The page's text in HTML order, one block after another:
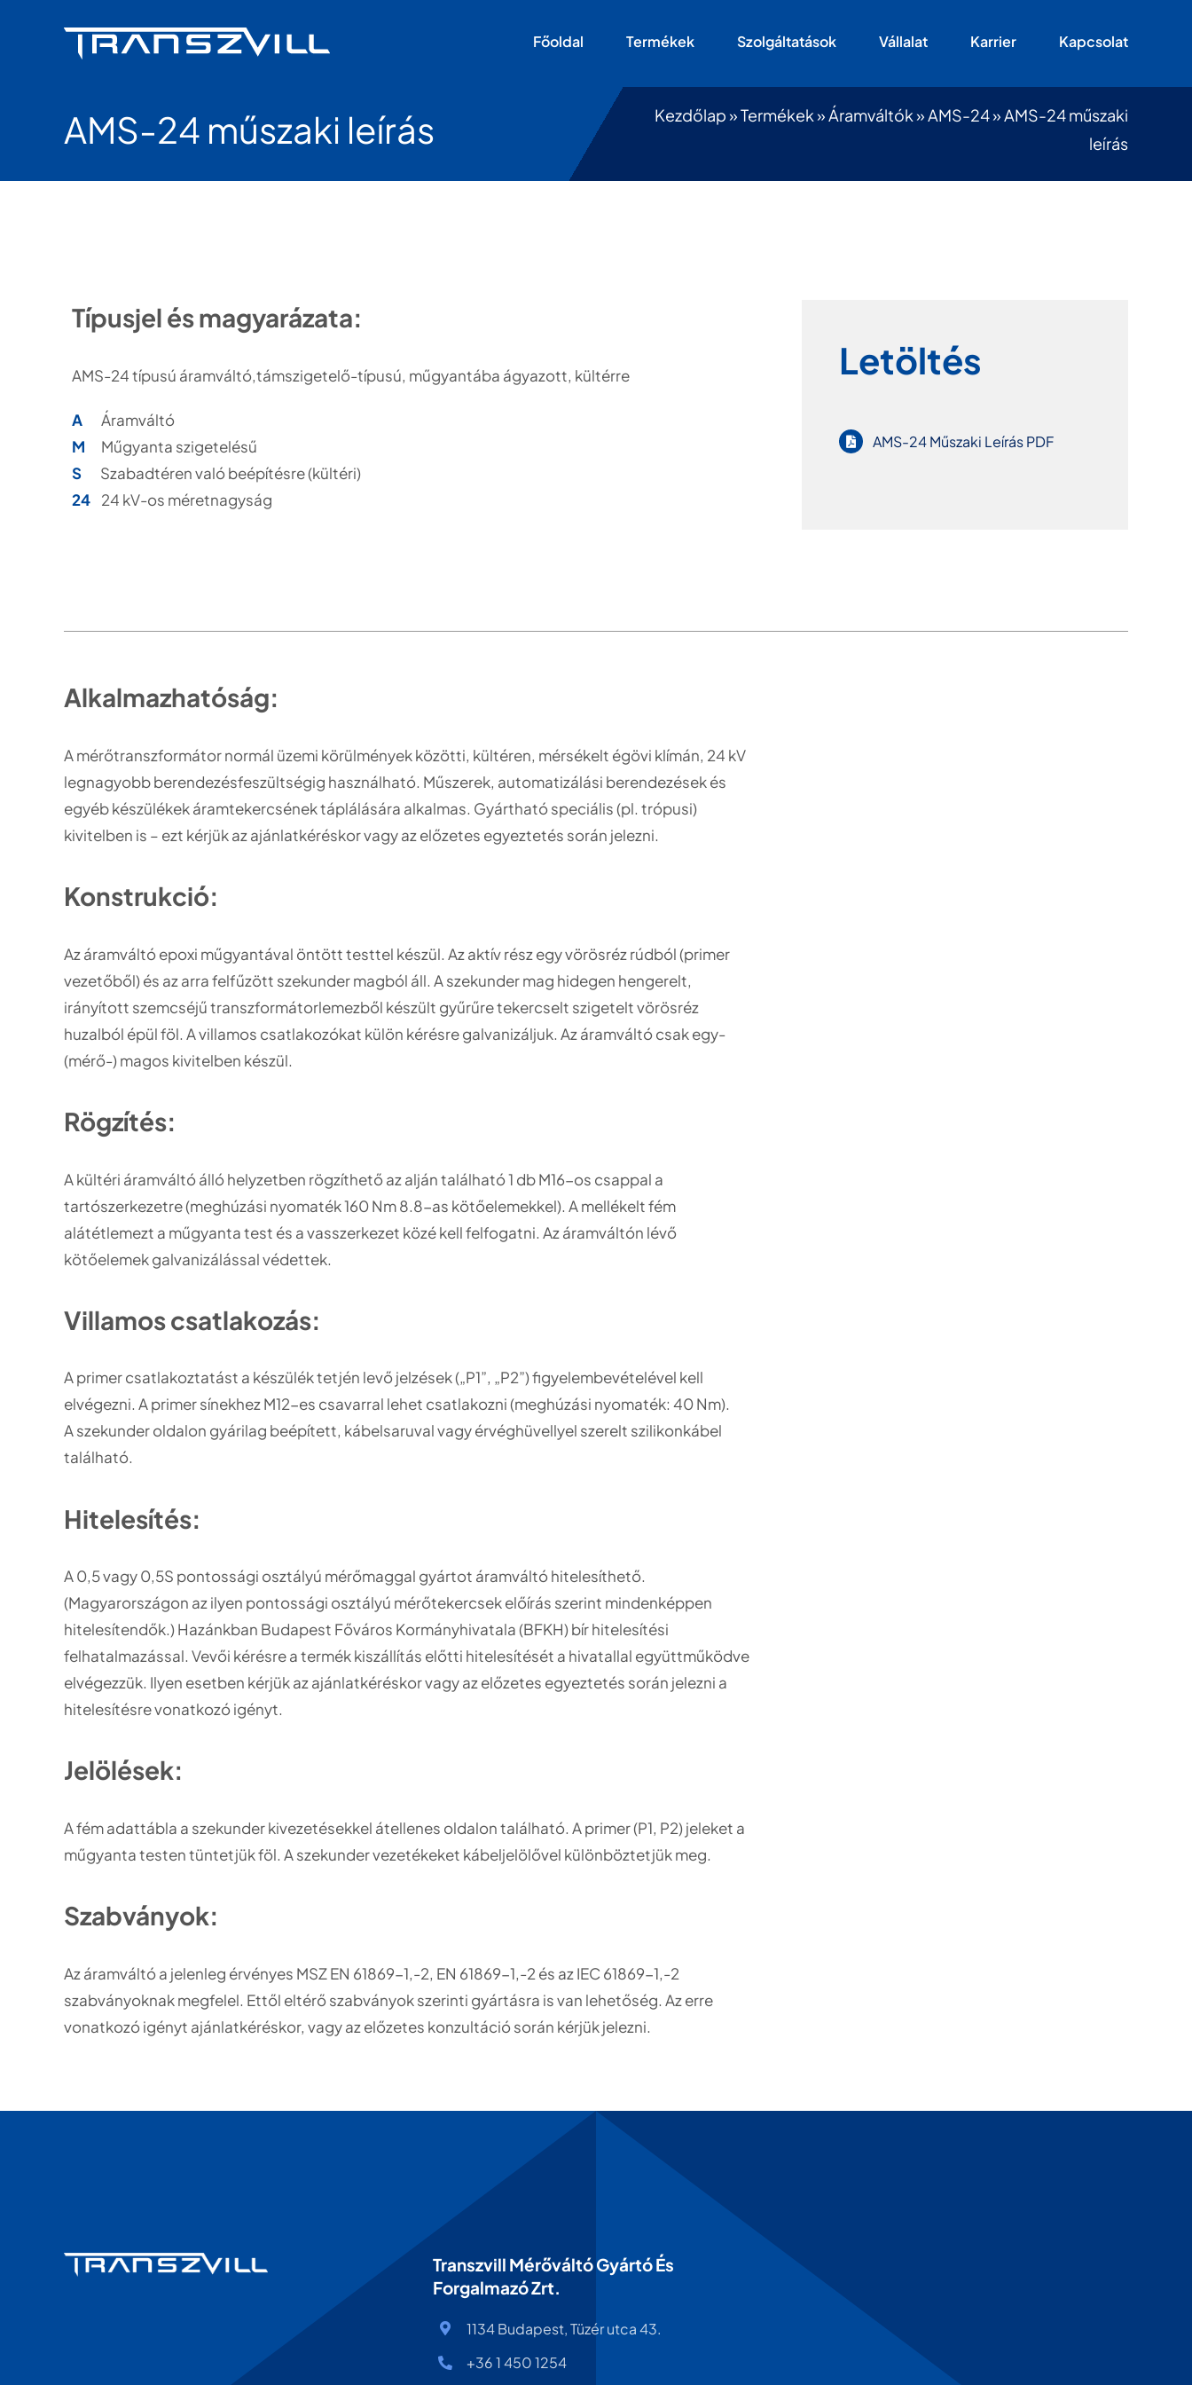
Főoldal Termékek Szolgáltatások Vállalat Karrier Kapcsolat
AMS-24 műszaki leírás Kezdőlap»Termékek»Áramváltók»AMS-24»AMS-24 műszaki
leírás
Típusjel és magyarázata:
AMS-24 típusú áramváltó,támszigetelő-típusú, műgyantába ágyazott, kültérre
AÁramváltó
M Műgyanta szigetelésű
S Szabadtéren való beépítésre (kültéri)
24 24 kV-os méretnagyság
Letöltés
AMS-24 Műszaki Leírás PDF
Alkalmazhatóság:
A mérőtranszformátor normál üzemi körülmények közötti, kültéren, mérsékelt égövi klímán, 24 kV
legnagyobb berendezésfeszültségig használható. Műszerek, automatizálási berendezések és
egyéb készülékek áramtekercsének táplálására alkalmas. Gyártható speciális (pl. trópusi)
kivitelben is – ezt kérjük az ajánlatkéréskor vagy az előzetes egyeztetés során jelezni.
Konstrukció:
Az áramváltó epoxi műgyantával öntött testtel készül. Az aktív rész egy vörösréz rúdból (primer
vezetőből) és az arra felfűzött szekunder magból áll. A szekunder mag hidegen hengerelt,
irányított szemcséjű transzformátorlemezből készült gyűrűre tekercselt szigetelt vörösréz
huzalból épül föl. A villamos csatlakozókat külön kérésre galvanizáljuk. Az áramváltó csak egy-
(mérő-) magos kivitelben készül.
Rögzítés:
A kültéri áramváltó álló helyzetben rögzíthető az alján található 1 db M16-os csappal a
tartószerkezetre (meghúzási nyomaték 160 Nm 8.8-as kötőelemekkel). A mellékelt fém
alátétlemezt a műgyanta test és a vasszerkezet közé kell felfogatni. Az áramváltón lévő
kötőelemek galvanizálással védettek.
Villamos csatlakozás:
A primer csatlakoztatást a készülék tetjén levő jelzések („P1”, „P2”) figyelembevételével kell
elvégezni. A primer sínekhez M12-es csavarral lehet csatlakozni (meghúzási nyomaték: 40 Nm).
A szekunder oldalon gyárilag beépített, kábelsaruval vagy érvéghüvellyel szerelt szilikonkábel
található.
Hitelesítés:
A 0,5 vagy 0,5S pontossági osztályú mérőmaggal gyártot áramváltó hitelesíthető.
(Magyarországon az ilyen pontossági osztályú mérőtekercsek előírás szerint mindenképpen
hitelesítendők.) Hazánkban Budapest Főváros Kormányhivatala (BFKH) bír hitelesítési
felhatalmazással. Vevői kérésre a termék kiszállítás előtti hitelesítését a hivatallal együttműködve
elvégezzük. Ilyen esetben kérjük az ajánlatkéréskor vagy az előzetes egyeztetés során jelezni a
hitelesítésre vonatkozó igényt.
Jelölések:
A fém adattábla a szekunder kivezetésekkel átellenes oldalon található. A primer (P1, P2) jeleket a
műgyanta testen tüntetjük föl. A szekunder vezetékeket kábeljelölővel különböztetjük meg.
Szabványok:
Az áramváltó a jelenleg érvényes MSZ EN 61869-1,-2, EN 61869-1,-2 és az IEC 61869-1,-2
szabványoknak megfelel. Ettől eltérő szabványok szerinti gyártásra is van lehetőség. Az erre
vonatkozó igényt ajánlatkéréskor, vagy az előzetes konzultáció során kérjük jelezni.
Transzvill Mérőváltó Gyártó És
Forgalmazó Zrt.
1134 Budapest, Tüzér utca 43.
+36 1 450 1254